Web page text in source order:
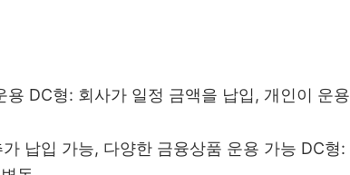
DC형: 회사가 일정 금액을 납입, 개인이 운용
납입 가능, 다양한 금융상품 운용 가능 DC형: